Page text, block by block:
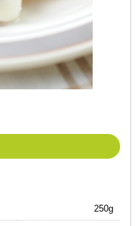
250g